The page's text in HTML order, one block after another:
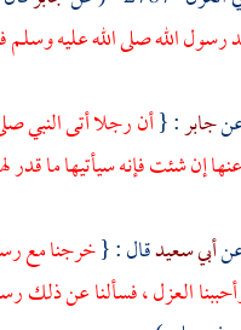
الله صلى الله عليه وسلم
جابر: {أن رجلا أتى النبي
إن شئت فإنه سيأتيها ما قدر
أبي سعيدقال : {خرجنا مع
وأحببنا العزل ، فسألنا عن